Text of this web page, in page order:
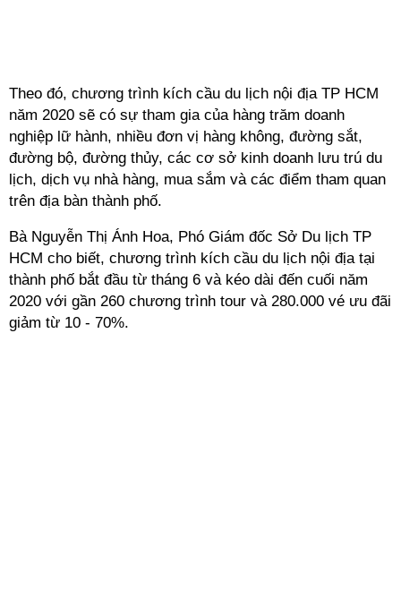
Theo đó, chương trình kích cầu du lịch nội địa TP HCM
năm 2020 sẽ có sự tham gia của hàng trăm doanh
nghiệp lữ hành, nhiều đơn vị hàng không, đường sắt,
đường bộ, đường thủy, các cơ sở kinh doanh lưu trú du
lịch, dịch vụ nhà hàng, mua sắm và các điểm tham quan
trên địa bàn thành phố.
Bà Nguyễn Thị Ánh Hoa, Phó Giám đốc Sở Du lịch TP
HCM cho biết, chương trình kích cầu du lịch nội địa tại
thành phố bắt đầu từ tháng 6 và kéo dài đến cuối năm
2020 với gần 260 chương trình tour và 280.000 vé ưu đãi
giảm từ 10 - 70%.